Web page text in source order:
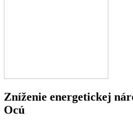
Zníženie energetickej
Ocú